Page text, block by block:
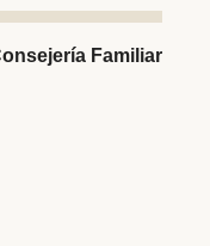
Familiar